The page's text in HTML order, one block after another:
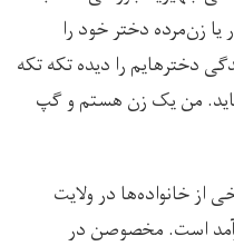
زن‌مرده دختر خود را
دخترهایم را دیده تکه تکه
من یک زن هستم و گپ
از خانواده‌ها در ولایت
است. مخصوصن در